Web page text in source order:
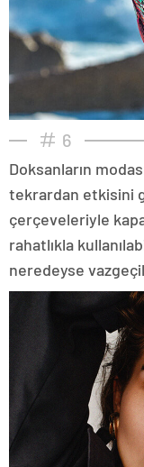
6
Doksanların
tekrardan etkisini
çerçeveleriyle
rahatlıkla
neredeyse